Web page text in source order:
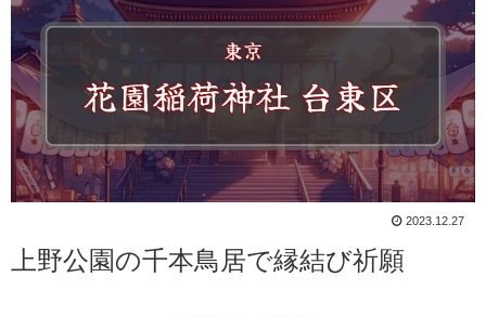
2023.12.27
上野公園の千本鳥居で縁結び祈願